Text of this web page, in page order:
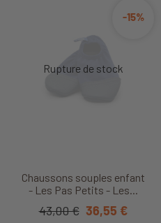
Chaussons souples enfant
- Les Pas Petits - Les...
-15%
43,00 € 36,55 €